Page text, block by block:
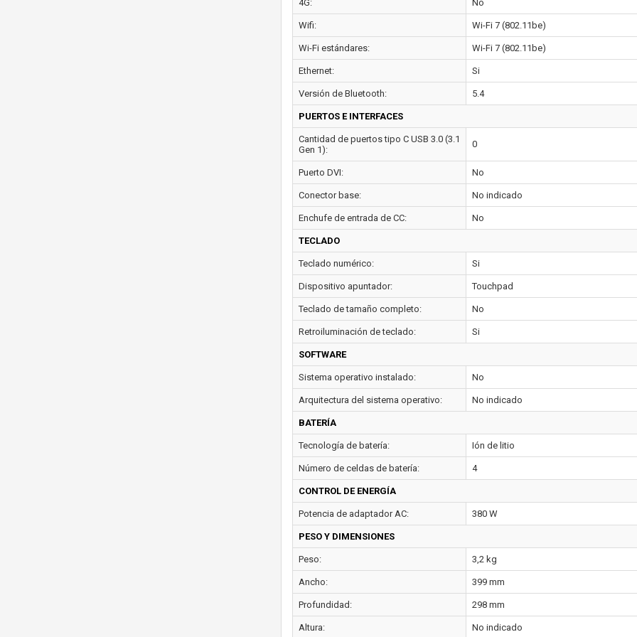
4G: No
Wifi: Wi-Fi 7 (802.11be)
Wi-Fi estándares: Wi-Fi 7 (802.11be)
Ethernet: Si
Versión de Bluetooth: 5.4
PUERTOS E INTERFACES
Cantidad de puertos tipo C USB 3.0 (3.1
Gen 1):
0
Puerto DVI: No
Conector base: No indicado
Enchufe de entrada de CC: No
TECLADO
Teclado numérico: Si
Dispositivo apuntador: Touchpad
Teclado de tamaño completo: No
Retroiluminación de teclado: Si
SOFTWARE
Sistema operativo instalado: No
Arquitectura del sistema operativo: No indicado
BATERÍA
Tecnología de batería: Ión de litio
Número de celdas de batería: 4
CONTROL DE ENERGÍA
Potencia de adaptador AC: 380 W
PESO Y DIMENSIONES
Peso: 3,2 kg
Ancho: 399 mm
Profundidad: 298 mm
Altura: No indicado